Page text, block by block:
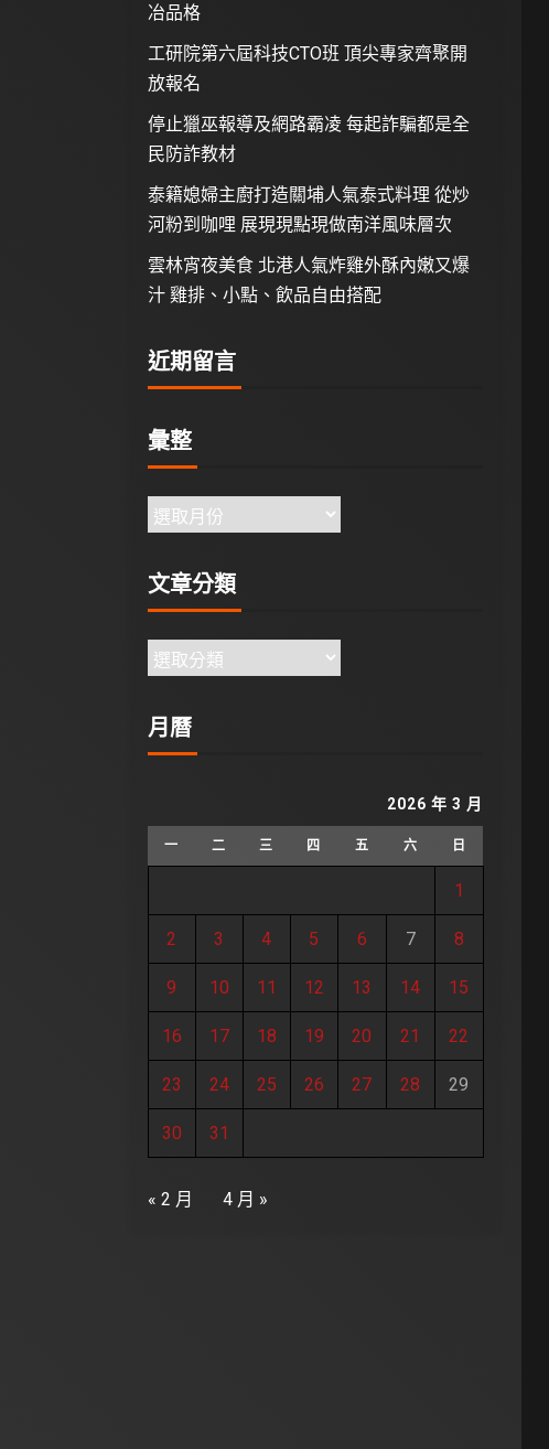
冶品格
工研院第六屆科技CTO班 頂尖專家齊聚開
放報名
停止獵巫報導及網路霸凌 每起詐騙都是全
民防詐教材
泰籍媳婦主廚打造關埔人氣泰式料理 從炒
河粉到咖哩 展現現點現做南洋風味層次
雲林宵夜美食 北港人氣炸雞外酥內嫩又爆
汁 雞排、小點、飲品自由搭配
近期留言
彙整
文章分類
月曆
2026 年 3 月
一 二 三 四 五 六 日
1
2 3 4 5 6 7 8
9 10 11 12 13 14 15
16 17 18 19 20 21 22
23 24 25 26 27 28 29
30 31
« 2 月 4 月 »